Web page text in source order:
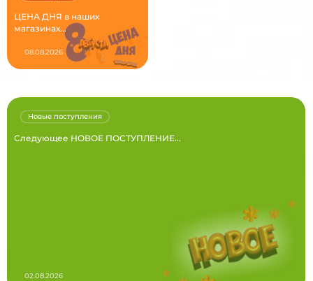
ЦЕНА ДНЯ в наших
магазинах...
08.08.2026
Следующее НОВОЕ ПОСТУПЛЕНИЕ...
Новые поступления
02.08.2026